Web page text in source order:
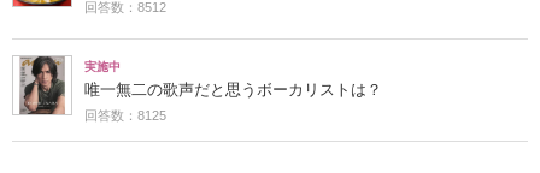
回答数：8512
実施中
唯一無二の歌声だと思うボーカリストは？
回答数：8125